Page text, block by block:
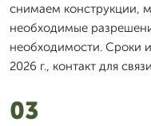
снимаем конструкции,
необходимые
необходимости. Сроки
2026 г., контакт для
03